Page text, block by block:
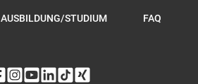
AUSBILDUNG/STUDIUM FAQ